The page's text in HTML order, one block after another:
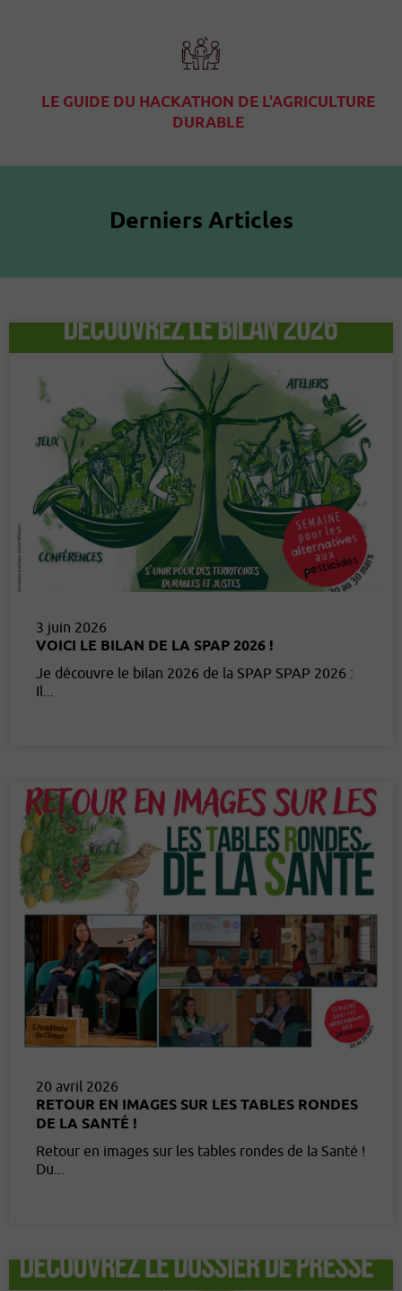
LE GUIDE DU HACKATHON DE L'AGRICULTURE
DURABLE
Derniers Articles
3 juin 2026
VOICI LE BILAN DE LA SPAP 2026 !
Je découvre le bilan 2026 de la SPAP SPAP 2026 :
Il...
20 avril 2026
RETOUR EN IMAGES SUR LES TABLES RONDES
DE LA SANTÉ !
Retour en images sur les tables rondes de la Santé !
Du...